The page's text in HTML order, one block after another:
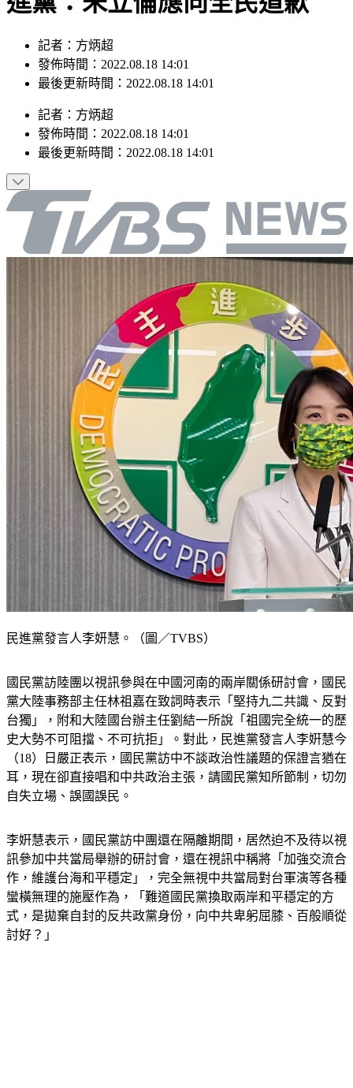
發佈時間：2022.08.18 14:01
最後更新時間：2022.08.18 14:01
發佈時間：2022.08.18 14:01
最後更新時間：2022.08.18 14:01
黨大陸事務部主任林祖嘉在致詞時表示「堅持九二共識、反對
台獨」，附和大陸國台辦主任劉結一所說「祖國完全統一的歷
史大勢不可阻擋、不可抗拒」。對此，民進黨發言人李姸慧今
（18）日嚴正表示，國民黨訪中不談政治性議題的保證言猶在
耳，現在卻直接唱和中共政治主張，請國民黨知所節制，切勿
自失立場、誤國誤民。
訊參加中共當局舉辦的研討會，還在視訊中稱將「加強交流合
作，維護台海和平穩定」，完全無視中共當局對台軍演等各種
蠻橫無理的施壓作為，「難道國民黨換取兩岸和平穩定的方
式，是拋棄自封的反共政黨身份，向中共卑躬屈膝、百般順從
討好？」